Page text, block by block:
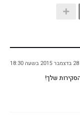
28 בדצמבר 2015 בשעה 18:30
שלך!